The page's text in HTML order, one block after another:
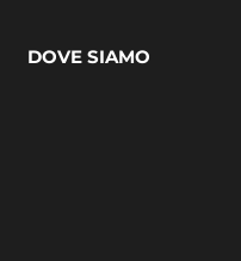
DOVE SIAMO